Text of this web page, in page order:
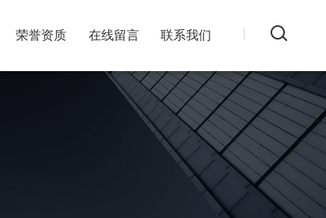
荣誉资质 在线留言 联系我们